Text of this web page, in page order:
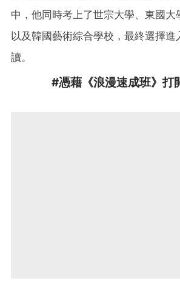
中，他同時考上了世宗大學、東國大
以及韓國藝術綜合學校，最終選擇進
讀。
#憑藉《浪漫速成班》打